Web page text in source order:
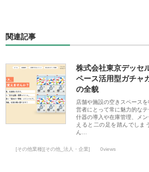
関連記事
株式会社東京デッセ
ペース活用型ガチャ
の全貌
店舗や施設の空きスペース
営者にとって常に魅力的な
什器の導入や在庫管理、メ
えると二の足を踏んでしま
ん…
[その他業種][その他_法人・企業] 0views